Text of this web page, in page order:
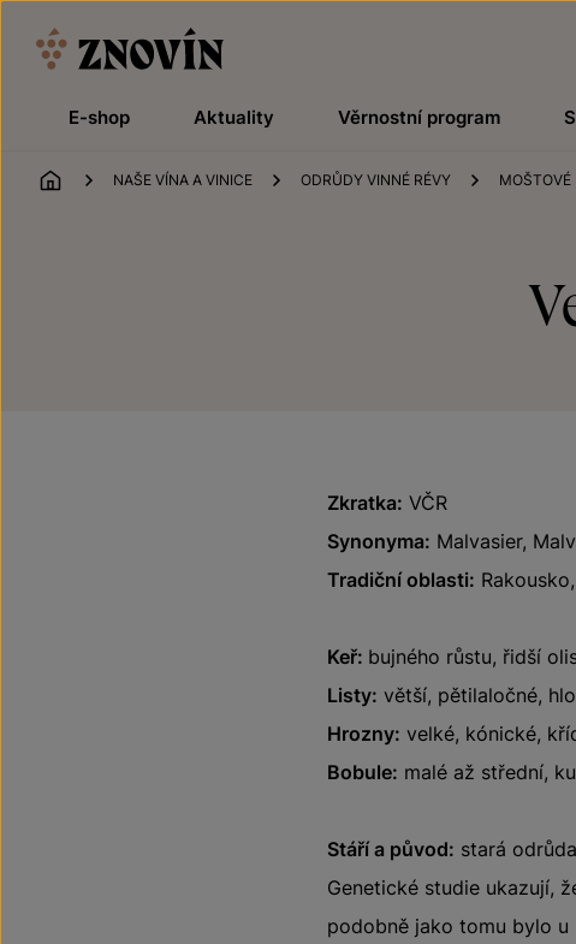
E-shop Aktuality Věrnostní program
ÚVOD
NAŠE VÍNA A VINICE ODRŮDY VINNÉ RÉVY MOŠTOVÉ
Zkratka: VČR
Synonyma: Malvasier,
Tradiční oblasti:
Keř: bujného růstu, řidší
Listy: větší, pětilaločné,
Hrozny: velké, kónické,
Bobule: malé až střední,
Stáří a původ: stará
Genetické studie ukazují,
podobně jako tomu bylo